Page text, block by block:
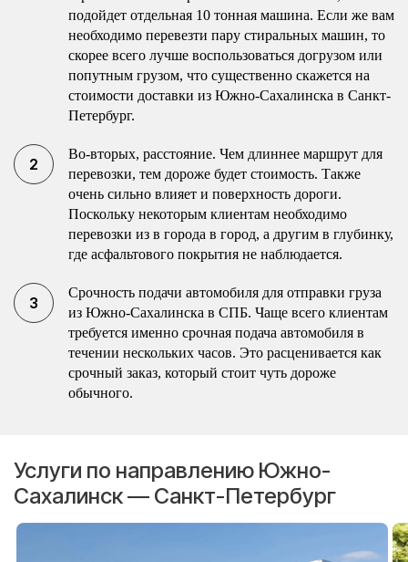
подойдет отдельная 10 тонная машина. Если же вам
необходимо перевезти пару стиральных машин, то
скорее всего лучше воспользоваться догрузом или
попутным грузом, что существенно скажется на
стоимости доставки из Южно-Сахалинска в Санкт-
Петербург.
Во-вторых, расстояние. Чем длиннее маршрут для
перевозки, тем дороже будет стоимость. Также
очень сильно влияет и поверхность дороги.
Поскольку некоторым клиентам необходимо
перевозки из в города в город, а другим в глубинку,
где асфальтового покрытия не наблюдается.
Срочность подачи автомобиля для отправки груза
из Южно-Сахалинска в СПБ. Чаще всего клиентам
требуется именно срочная подача автомобиля в
течении нескольких часов. Это расценивается как
срочный заказ, который стоит чуть дороже
обычного.
Услуги по направлению Южно-
Сахалинск — Санкт-Петербург